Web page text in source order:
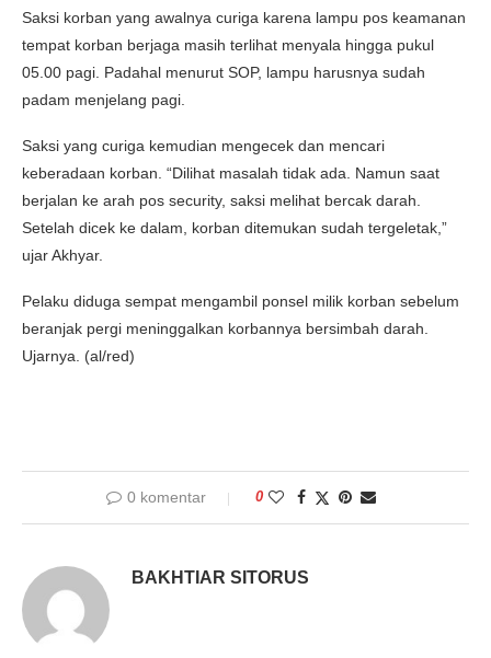
Saksi korban yang awalnya curiga karena lampu pos keamanan
tempat korban berjaga masih terlihat menyala hingga pukul
05.00 pagi. Padahal menurut SOP, lampu harusnya sudah
padam menjelang pagi.
Saksi yang curiga kemudian mengecek dan mencari
keberadaan korban. “Dilihat masalah tidak ada. Namun saat
berjalan ke arah pos security, saksi melihat bercak darah.
Setelah dicek ke dalam, korban ditemukan sudah tergeletak,”
ujar Akhyar.
Pelaku diduga sempat mengambil ponsel milik korban sebelum
beranjak pergi meninggalkan korbannya bersimbah darah.
Ujarnya. (al/red)
0 komentar 0
BAKHTIAR SITORUS